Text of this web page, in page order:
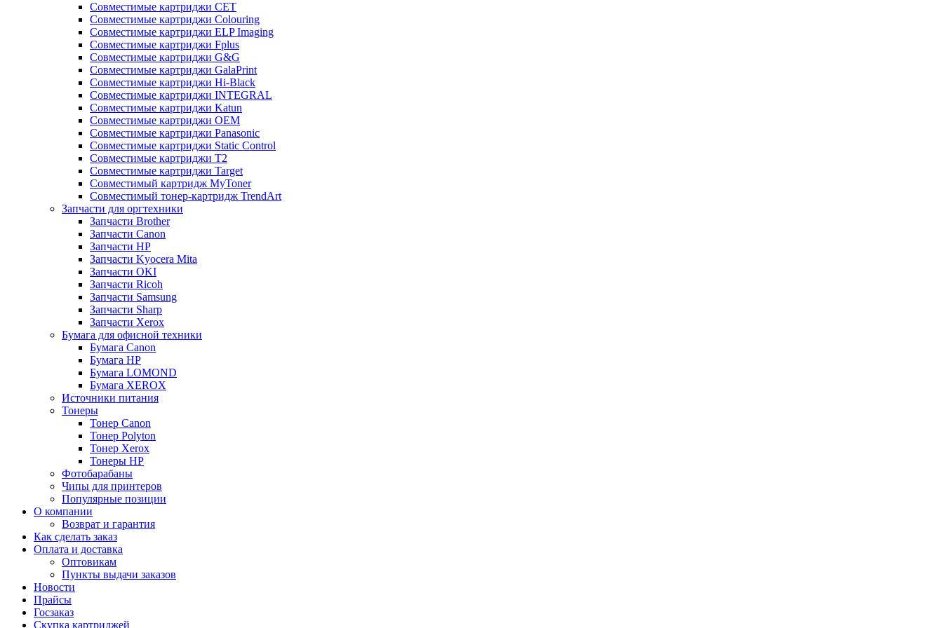
Совместимые картриджи CET
Совместимые картриджи Colouring
Совместимые картриджи ELP Imaging
Совместимые картриджи Fplus
Совместимые картриджи G&G
Совместимые картриджи GalaPrint
Совместимые картриджи Hi-Black
Совместимые картриджи INTEGRAL
Совместимые картриджи Katun
Совместимые картриджи OEM
Совместимые картриджи Panasonic
Совместимые картриджи Static Control
Совместимые картриджи T2
Совместимые картриджи Target
Совместимый картридж MyToner
Совместимый тонер-картридж TrendArt
Запчасти для оргтехники
Запчасти Brother
Запчасти Canon
Запчасти HP
Запчасти Kyocera Mita
Запчасти OKI
Запчасти Ricoh
Запчасти Samsung
Запчасти Sharp
Запчасти Xerox
Бумага для офисной техники
Бумага Canon
Бумага HP
Бумага LOMOND
Бумага XEROX
Источники питания
Тонеры
Тонер Canon
Тонер Polyton
Тонер Xerox
Тонеры HP
Фотобарабаны
Чипы для принтеров
Популярные позиции
О компании
Возврат и гарантия
Как сделать заказ
Оплата и доставка
Оптовикам
Пункты выдачи заказов
Новости
Прайсы
Госзаказ
Скупка картриджей